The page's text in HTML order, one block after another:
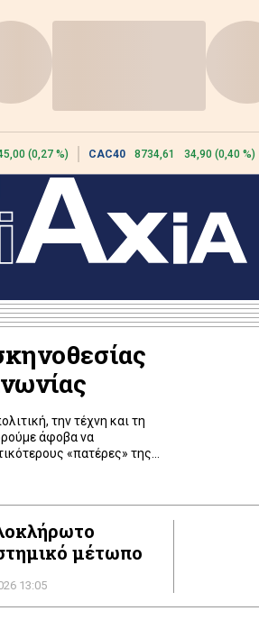
(0,27 %) CAC40 8734,61 34,90 (0,40 %)
την τέχνη και τη
άφοβα να
«πατέρες» της
εποχής, που πασχίζει
[…]
μέτωπο
13:05